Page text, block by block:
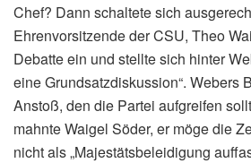
Chef? Dann schaltete sich
Ehrenvorsitzende der CSU, Theo
Debatte ein und stellte sich hinter
eine Grundsatzdiskussion“. Webers
Anstoß, den die Partei aufgreifen
mahnte Waigel Söder, er möge die
nicht als „Majestätsbeleidigung